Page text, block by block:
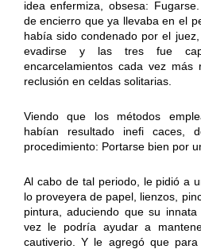
idea enfermiza, obsesa:
de encierro que ya llevaba en el
había sido condenado por el
evadirse y las tres fue
encarcelamientos cada vez más
reclusión en celdas solitarias.
Viendo que los métodos
habían resultado inefi caces,
procedimiento: Portarse bien por
Al cabo de tal periodo, le pidió a
lo proveyera de papel, lienzos,
pintura, aduciendo que su
vez le podría ayudar a
cautiverio. Y le agregó que